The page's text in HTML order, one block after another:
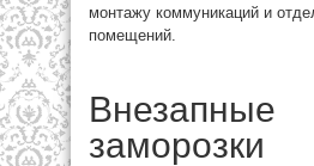
монтажу коммуникаций и
помещений.
Внезапные
заморозки